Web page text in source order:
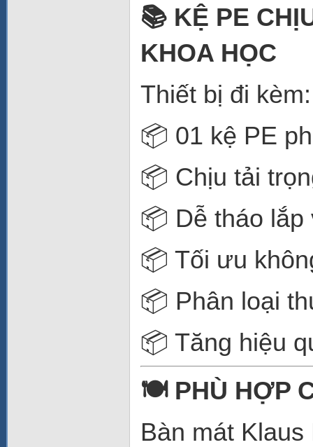
📚 KỆ PE
KHOA HỌC
Thiết bị đi kèm:
📦 01 kệ PE
📦 Chịu tải
📦 Dễ tháo lắp
📦 Tối ưu
📦 Phân loại
📦 Tăng hiệu
🍽️ PHÙ HỢP
Bàn mát